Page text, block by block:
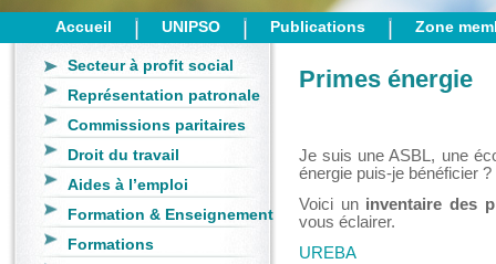
Accueil UNIPSO Publications Zone
Secteur à profit social
Représentation patronale
Commissions paritaires
Droit du travail
Aides à l’emploi
Formation & Enseignement
Formations
Primes énergie
Je suis une ASBL, une
énergie puis-je bénéficier ?
Voici un inventaire des
vous éclairer.
UREBA